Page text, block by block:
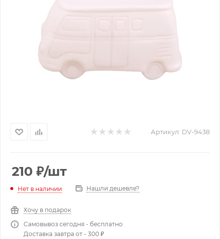
Артикул: DV-9438
210 ₽/шт
Нет в наличии Нашли дешевле?
Хочу в подарок
Самовывоз сегодня - бесплатно
Доставка завтра от - 300 ₽